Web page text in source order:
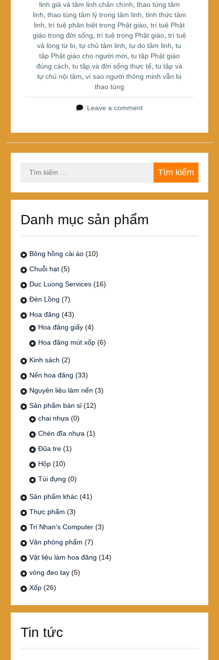
linh giả và tâm linh chân chính thao túng tâm
linh thao túng tâm lý trong tâm linh tỉnh thức tâm
linh ,trí tuệ phân biệt trong Phật giáo ,trí tuệ Phật
giáo trong đời sống trí tuệ trong Phật giáo, trí tuệ
và lòng từ bi ,tự chủ tâm linh ,tự do tâm linh ,tu
tập Phật giáo cho người mới, tu tập Phật giáo
đúng cách ,tu tập và đời sống thực tế ,tu tập và
tự chủ nội tâm ,vì sao người thông minh vẫn bị
thao túng
Leave a comment
kiếm
Danh mục sản phẩm
Bông hồng cài áo (10)
Chuỗi hạt (5)
Duc Luong Services (16)
Đèn Lồng (7)
Hoa đăng (43)
Hoa đăng giấy (4)
Hoa đăng mút xốp (6)
Kinh sách (2)
Nến hoa đăng (33)
Nguyên liệu làm nến (3)
Sản phẩm bán sỉ (12)
chai nhựa (0)
Chén đĩa nhựa (1)
Đũa tre (1)
Hộp (10)
Túi đựng (0)
Sản phẩm khác (41)
Thực phẩm (3)
Tri Nhan's Computer (3)
Văn phòng phẩm (7)
Vật liệu làm hoa đăng (14)
vòng đeo tay (5)
Xốp (26)
Tin tức